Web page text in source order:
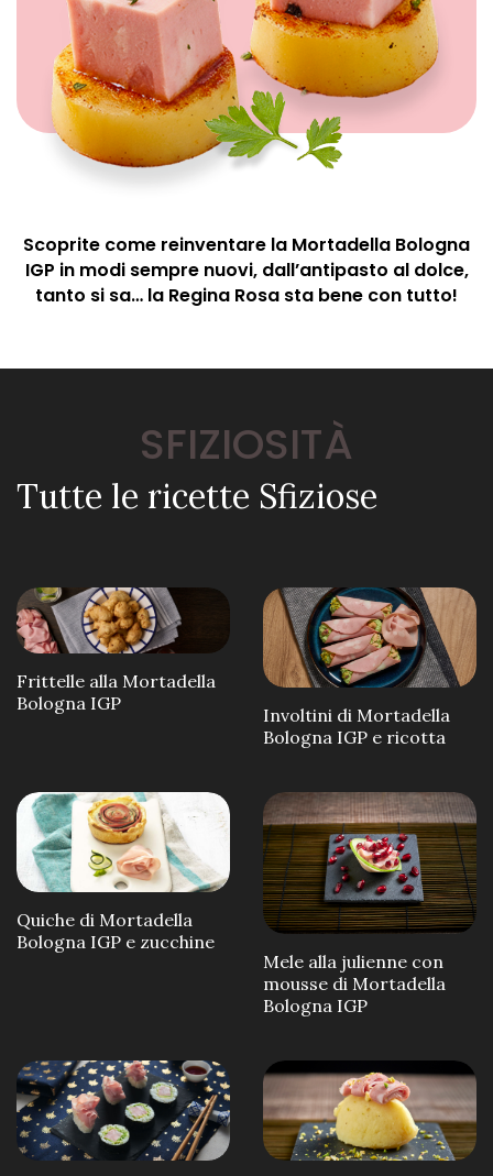
Scoprite come reinventare la Mortadella Bologna
IGP in modi sempre nuovi, dall’antipasto al dolce,
tanto si sa… la Regina Rosa sta bene con tutto!
SFIZIOSITÀ
Tutte le ricette Sfiziose
Frittelle alla Mortadella
Bologna IGP
Involtini di Mortadella
Bologna IGP e ricotta
Quiche di Mortadella
Bologna IGP e zucchine
Mele alla julienne con
mousse di Mortadella
Bologna IGP